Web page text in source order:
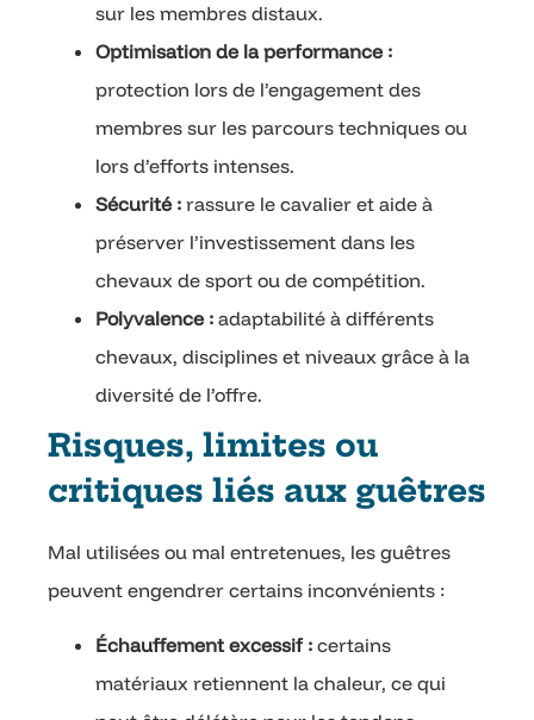
sur les membres distaux.
Optimisation de la performance :
protection lors de l’engagement des
membres sur les parcours techniques ou
lors d’efforts intenses.
Sécurité : rassure le cavalier et aide à
préserver l’investissement dans les
chevaux de sport ou de compétition.
Polyvalence : adaptabilité à différents
chevaux, disciplines et niveaux grâce à la
diversité de l’offre.
Risques, limites ou
critiques liés aux guêtres
Mal utilisées ou mal entretenues, les guêtres
peuvent engendrer certains inconvénients :
Échauffement excessif : certains
matériaux retiennent la chaleur, ce qui